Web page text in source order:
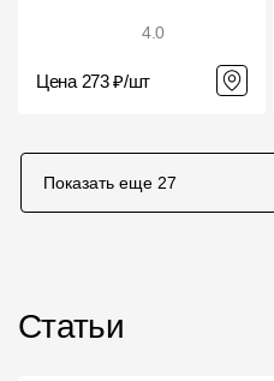
4.0
Цена 273 ₽/шт
Показать еще 27
Статьи